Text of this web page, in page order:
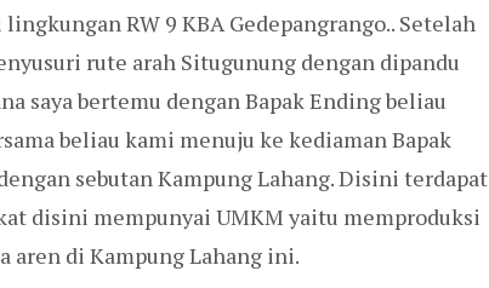
RW 9 KBA Gedepangrango.. Setelah
rute arah Situgunung dengan dipandu
saya bertemu dengan Bapak Ending beliau
beliau kami menuju ke kediaman Bapak
sebutan Kampung Lahang. Disini terdapat
disini mempunyai UMKM yaitu memproduksi
aren di Kampung Lahang ini.